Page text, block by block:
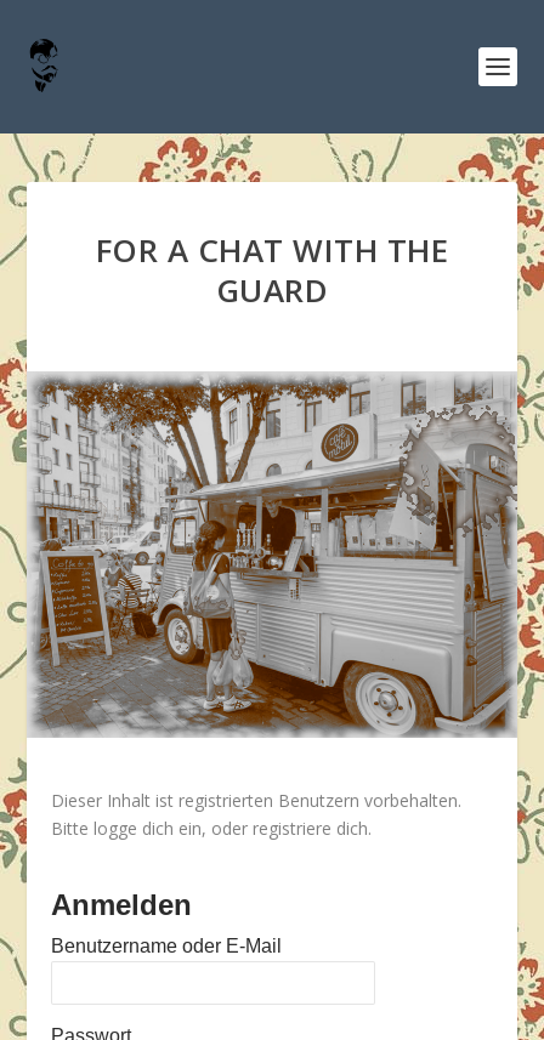
FOR A CHAT WITH THE
GUARD
Dieser Inhalt ist registrierten Benutzern vorbehalten.
Bitte logge dich ein, oder registriere dich.
Anmelden
Benutzername oder E-Mail